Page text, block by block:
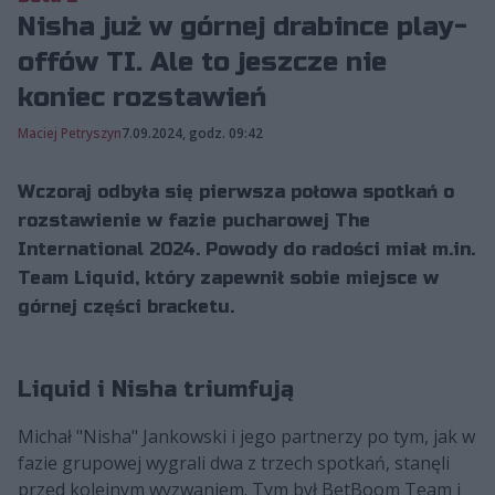
Nisha już w górnej drabince play-
offów TI. Ale to jeszcze nie
koniec rozstawień
Maciej Petryszyn7.09.2024, godz. 09:42
Wczoraj odbyła się pierwsza połowa spotkań o
rozstawienie w fazie pucharowej The
International 2024. Powody do radości miał m.in.
Team Liquid, który zapewnił sobie miejsce w
górnej części bracketu.
Liquid i Nisha triumfują
Michał "Nisha" Jankowski i jego partnerzy po tym, jak w
fazie grupowej wygrali dwa z trzech spotkań, stanęli
przed kolejnym wyzwaniem. Tym był BetBoom Team i